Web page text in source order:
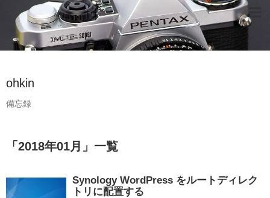
ohkin
備忘録
「 2018年01月 」 一覧
Synology WordPress をルートディレク
トリに配置する